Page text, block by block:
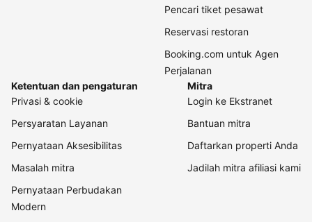
Pencari tiket pesawat
Reservasi restoran
Booking.com untuk Agen
Perjalanan
Ketentuan dan pengaturan
Privasi & cookie
Persyaratan Layanan
Pernyataan Aksesibilitas
Masalah mitra
Pernyataan Perbudakan
Modern
Mitra
Login ke Ekstranet
Bantuan mitra
Daftarkan properti Anda
Jadilah mitra afiliasi kami